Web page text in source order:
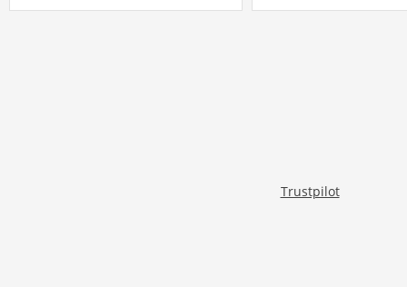
Trustpilot